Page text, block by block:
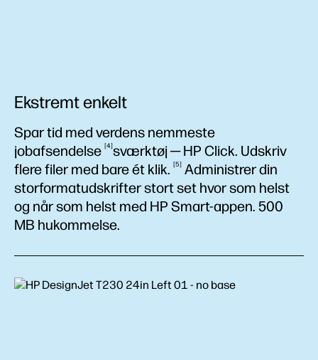
Ekstremt enkelt
Spar tid med verdens nemmeste
jobafsendelse
4 sværktøj ─ HP Click. Udskriv
flere filer med bare ét klik. 5
Administrer din
storformatudskrifter stort set hvor som helst
og når som helst med HP Smart-appen. 500
MB hukommelse.